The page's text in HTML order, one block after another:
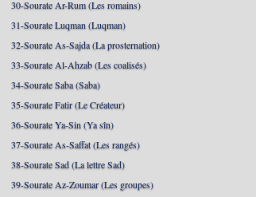
30-Sourate Ar-Rum (Les romains)
31-Sourate Luqman (Luqman)
32-Sourate As-Sajda (La prosternation)
33-Sourate Al-Ahzab (Les coalisés)
34-Sourate Saba (Saba)
35-Sourate Fatir (Le Créateur)
36-Sourate Ya-Sin (Ya sîn)
37-Sourate As-Saffat (Les rangés)
38-Sourate Sad (La lettre Sad)
39-Sourate Az-Zoumar (Les groupes)